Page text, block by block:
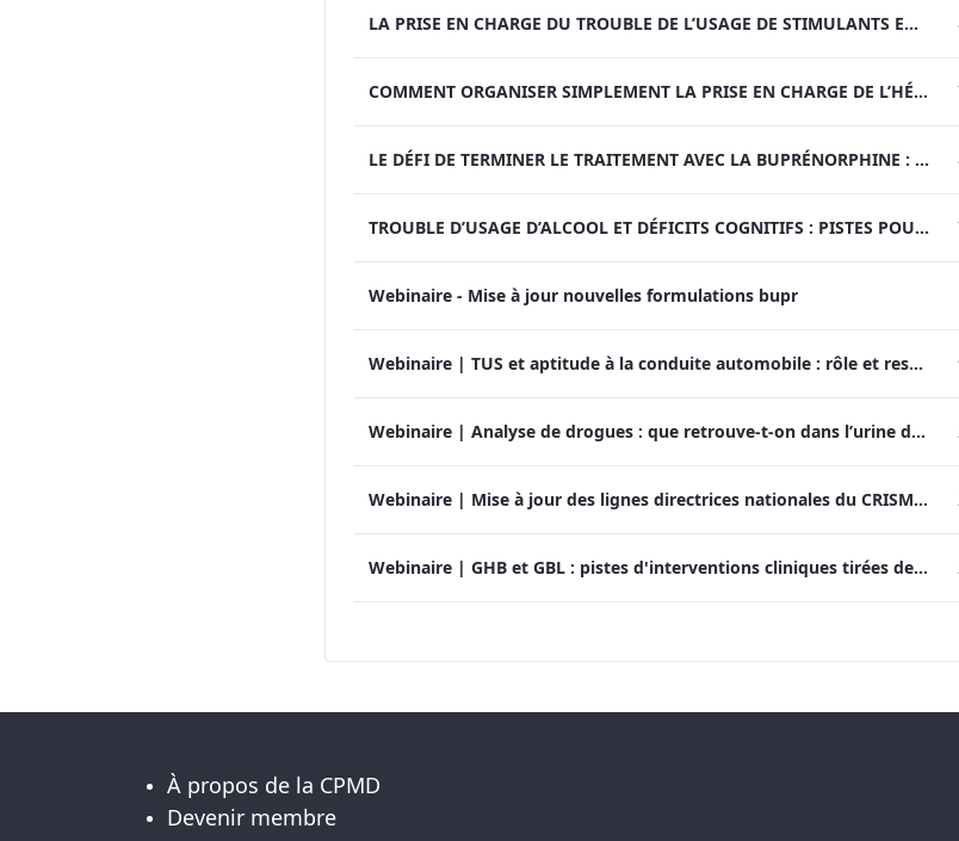
LA PRISE EN CHARGE DU TROUBLE DE L’USAGE DE STIMULANTS EN 2022 Dres Joanie Raîche et Kim-Lan St-Pierre
COMMENT ORGANISER SIMPLEMENT LA PRISE EN CHARGE DE L’HÉPATITE C DANS LES SERVICES DE TAO Dre Ann-Sophie Allard
LE DÉFI DE TERMINER LE TRAITEMENT AVEC LA BUPRÉNORPHINE : NOUVELLES STRATÉGIES ET PRÉSENTATION DE CAS Drs David Barbeau et Nicolas Demers
TROUBLE D’USAGE D’ALCOOL ET DÉFICITS COGNITIFS : PISTES POUR L’ÉVALUATION ET LA PRISE EN CHARGE Catherine Dugas erg. M.Sc et Véronique Desbaumes Jodoin, PhD PsyD
Webinaire - Mise à jour nouvelles formulations bupr
Webinaire | TUS et aptitude à la conduite automobile : rôle et responsabilité du médecin en dépendance
Webinaire | Analyse de drogues : que retrouve-t-on dans l’urine des consommateurs et dans les saisies au Québec?
Webinaire | Mise à jour des lignes directrices nationales du CRISM sur la prise en charge clinique du TUO
Webinaire | GHB et GBL : pistes d'interventions cliniques tirées de l'expérience française
À propos de la CPMD
Devenir membre